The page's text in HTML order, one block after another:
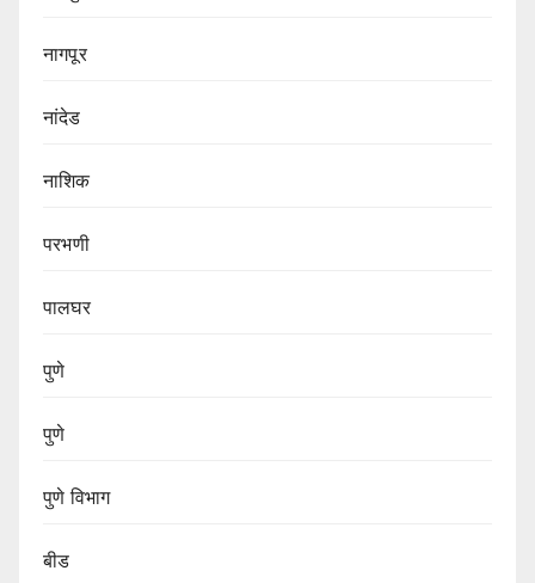
नागपूर
नांदेड
नाशिक
परभणी
पालघर
पुणे
पुणे
पुणे विभाग‌
बीड